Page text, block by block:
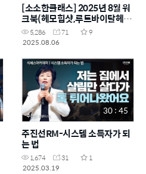
[소소한클래스] 2025년 8월 워
크북(헤모힘샷,루트바이탈헤어
케어,이지클린용기형정수
기,SALES)
5,286 71
9
2025.08.06
30 : 45
주진선RM-시스템 소득자가 되
는 법
1,674 31
1
2025.03.19